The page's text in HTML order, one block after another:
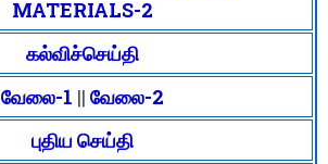
MATERIALS-2
கல்விச்செய்தி
வேலை-1 || வேலை-2
புதிய செய்தி